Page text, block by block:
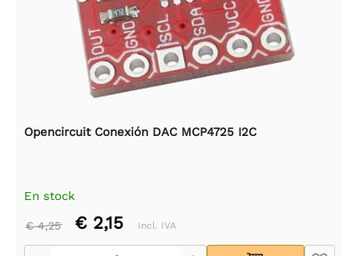
Opencircuit Conexión DAC MCP4725 I2C
En stock
€ 4,25 € 2,15 Incl. IVA